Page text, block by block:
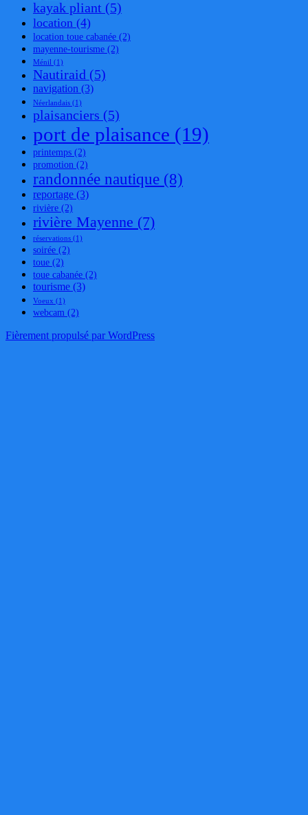
kayak pliant (5)
location (4)
location toue cabanée (2)
mayenne-tourisme (2)
Ménil (1)
Nautiraid (5)
navigation (3)
Néerlandais (1)
plaisanciers (5)
port de plaisance (19)
printemps (2)
promotion (2)
randonnée nautique (8)
reportage (3)
rivière (2)
rivière Mayenne (7)
réservations (1)
soirée (2)
toue (2)
toue cabanée (2)
tourisme (3)
Voeux (1)
webcam (2)
Fièrement propulsé par WordPress